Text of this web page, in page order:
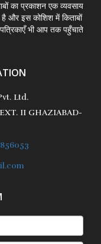
का प्रकाशन एक व्यवसाय
और इस कोशिश में किताबों
भी आप तक पहुँचाते
Ltd.
II GHAZIABAD-